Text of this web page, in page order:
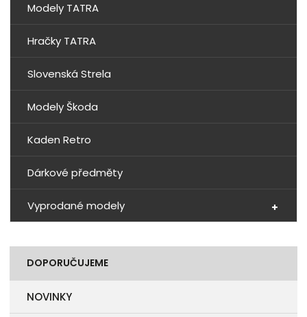
Modely TATRA
Hračky TATRA
Slovenská Strela
Modely Škoda
Kaden Retro
Dárkové předměty
Vyprodané modely
DOPORUČUJEME
NOVINKY